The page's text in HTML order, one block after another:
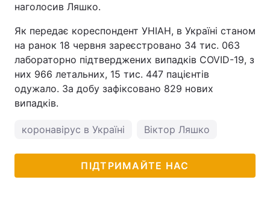
наголосив Ляшко.
Як передає кореспондент УНІАН, в Україні станом
на ранок 18 червня зареєстровано 34 тис. 063
лабораторно підтверджених випадків COVID-19, з
них 966 летальних, 15 тис. 447 пацієнтів
одужало. За добу зафіксовано 829 нових
випадків.
коронавірус в Україні Віктор Ляшко
ПІДТРИМАЙТЕ НАС